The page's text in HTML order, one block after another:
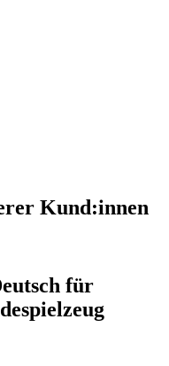
Kund:innen
für